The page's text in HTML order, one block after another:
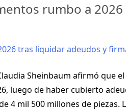
rumbo a
Sheinbaum afirmó que
luego de haber cubierto
4 mil 500 millones de